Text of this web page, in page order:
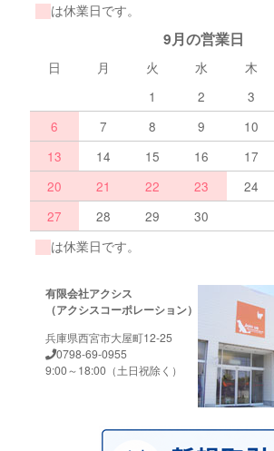
は休業日です。
9月の営業日
日 月 火 水 木
1
2 3
6
7 8 9 10
13
14 15 16 17
20
21 22 23 24
27
28 29
30
は休業日です。
有限会社アクシス
（アクシスコーポレーション）
兵庫県西宮市大屋町12-25
0798-69-0955
9:00～18:00（土日祝除く）